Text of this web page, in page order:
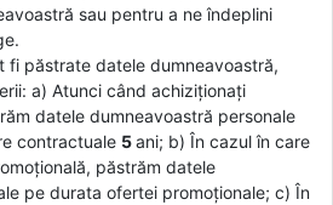
sau pentru a ne îndeplini
fi păstrate datele dumneavoastră,
a) Atunci când achiziționați
datele dumneavoastră personale
contractuale 5ani; b) În cazul în care
păstrăm datele
pe durata ofertei promoționale; c) În